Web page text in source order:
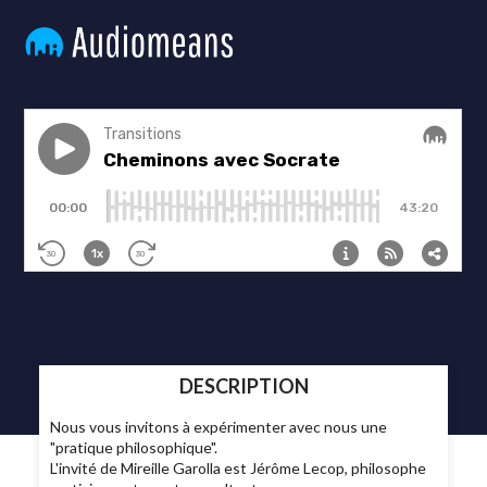
DESCRIPTION
Nous vous invitons à expérimenter avec nous une
"pratique philosophique".
L'invité de Mireille Garolla est Jérôme Lecop, philosophe